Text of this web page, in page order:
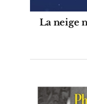
La neige